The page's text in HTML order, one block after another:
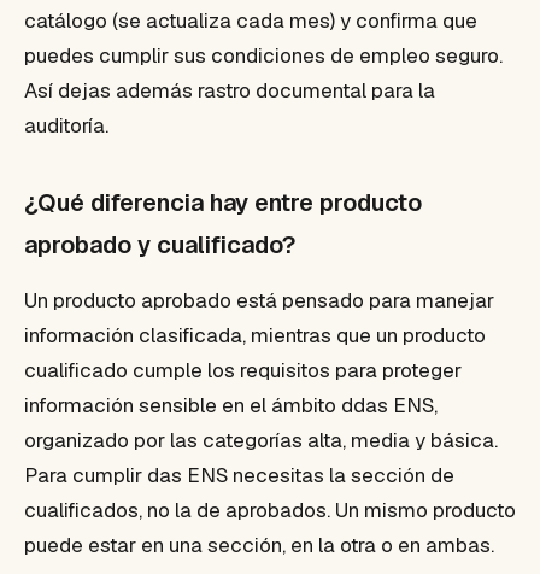
catálogo (se actualiza cada mes) y confirma que
puedes cumplir sus condiciones de empleo seguro.
Así dejas además rastro documental para la
auditoría.
¿Qué diferencia hay entre producto
aprobado y cualificado?
Un producto aprobado está pensado para manejar
información clasificada, mientras que un producto
cualificado cumple los requisitos para proteger
información sensible en el ámbito ddas ENS,
organizado por las categorías alta, media y básica.
Para cumplir das ENS necesitas la sección de
cualificados, no la de aprobados. Un mismo producto
puede estar en una sección, en la otra o en ambas.